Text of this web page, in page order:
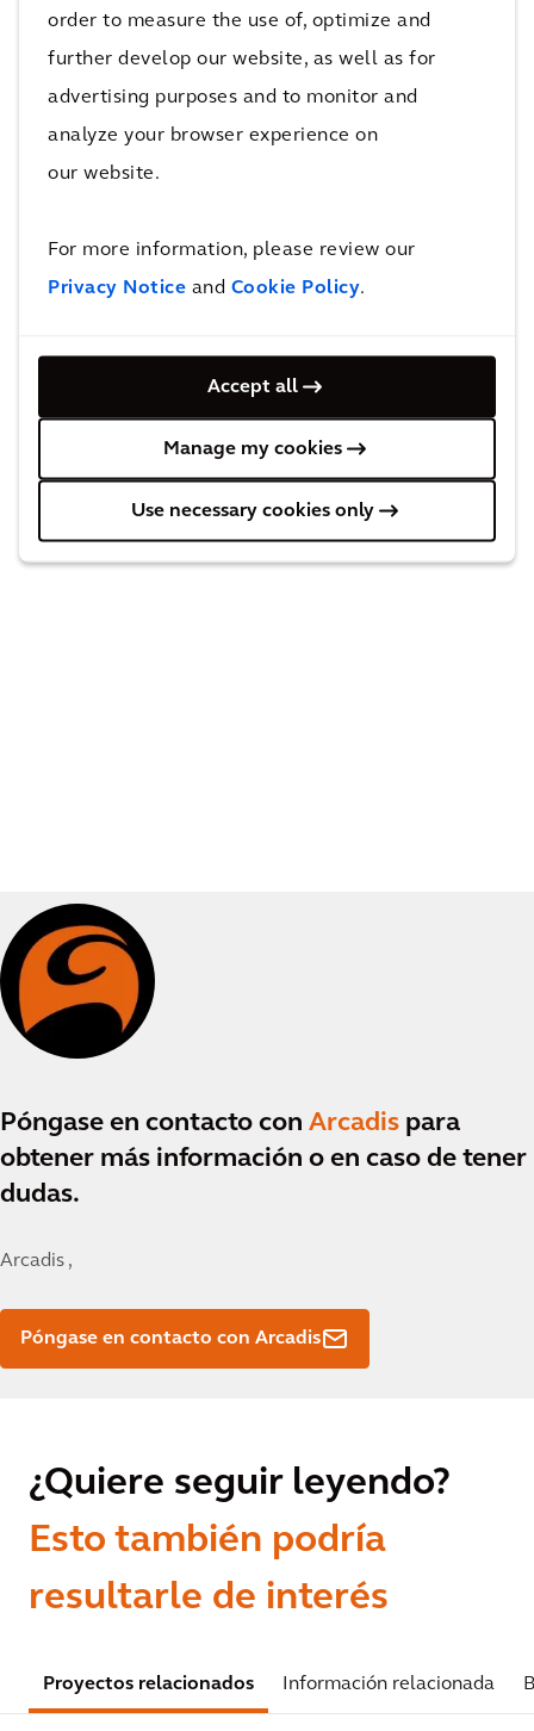
order to measure the use of, optimize and
further develop our website, as well as for
advertising purposes and to monitor and
analyze your browser experience on
our website.
For more information, please review our
Privacy Notice and Cookie Policy.
Accept all
Manage my cookies
Use necessary cookies only
insignia de Ikea, el nuevo centro representa un
desarrollo económico importante para esta parte de
Shanghái. Sus características sostenibles e icónicas
ofrecen experiencias de compra innovadoras y se
espera que atraigan a visitantes de toda la región.
Detrás de la solución
Póngase en contacto con Arcadis para
obtener más información o en caso de tener
dudas.
Arcadis ,
Póngase en contacto con Arcadis
¿Quiere seguir leyendo?
Esto también podría
resultarle de interés
Proyectos relacionados Información relacionada